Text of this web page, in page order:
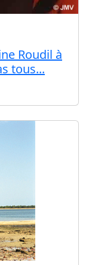
Roudil à
tous...